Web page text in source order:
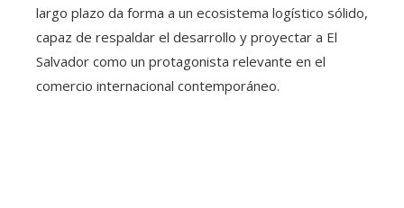
largo plazo da forma a un ecosistema logístico sólido,
capaz de respaldar el desarrollo y proyectar a El
Salvador como un protagonista relevante en el
comercio internacional contemporáneo.